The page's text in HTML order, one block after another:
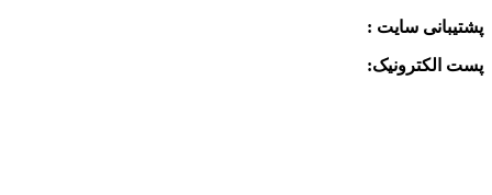
پشتیبانی سایت :
پست الکترونیک: